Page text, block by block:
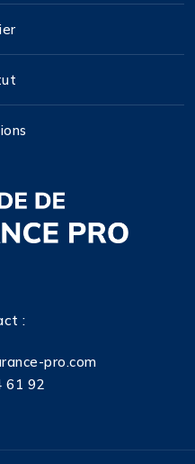
:
pro.com
61 92